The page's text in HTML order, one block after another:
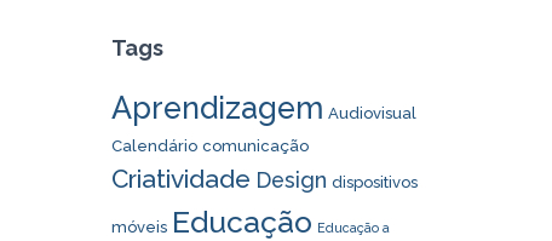
Tags
Aprendizagem Audiovisual
Calendário comunicação
Criatividade Design dispositivos
móveis Educação Educação a